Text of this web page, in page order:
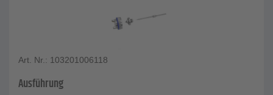
Art. Nr.: 103201006118
Ausführung